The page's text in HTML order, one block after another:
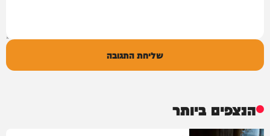
שליחת התגובה
הנצפים ביותר